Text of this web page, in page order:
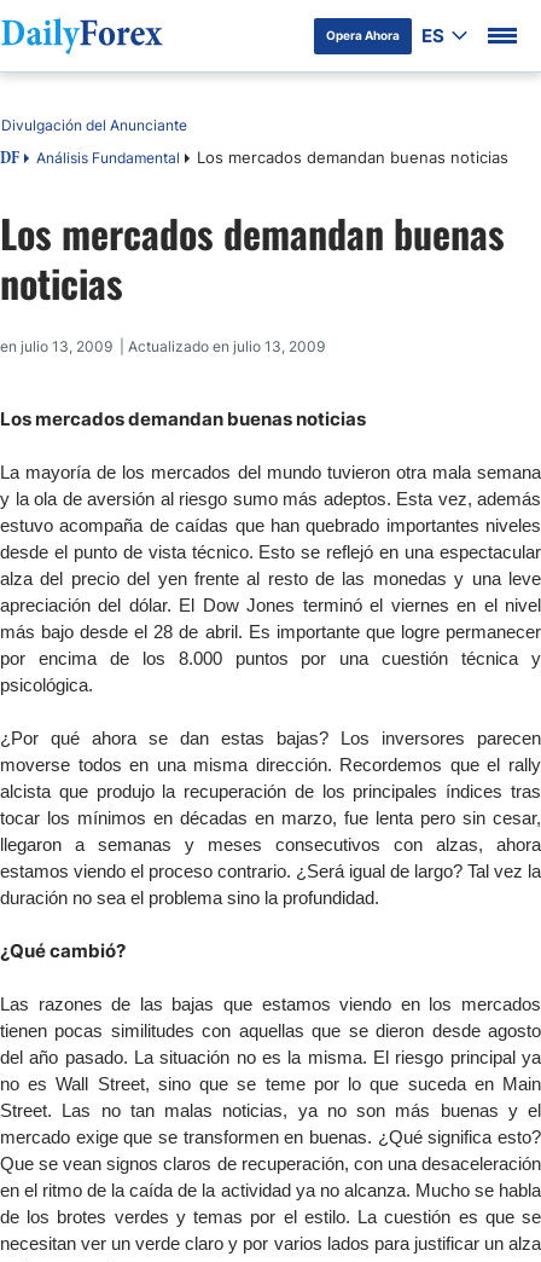
Opera Ahora ES
Tabla de contenidos
DF Análisis Fundamental Los mercados demandan buenas noticias
Divulgación del Anunciante
Los mercados demandan buenas
noticias
en julio 13, 2009 | Actualizado en julio 13, 2009
Los mercados demandan buenas noticias
La mayoría de los mercados del mundo tuvieron otra mala semana
y la ola de aversión al riesgo sumo más adeptos. Esta vez, además
estuvo acompaña de caídas que han quebrado importantes niveles
desde el punto de vista técnico. Esto se reflejó en una espectacular
alza del precio del yen frente al resto de las monedas y una leve
apreciación del dólar. El Dow Jones terminó el viernes en el nivel
más bajo desde el 28 de abril. Es importante que logre permanecer
por encima de los 8.000 puntos por una cuestión técnica y
psicológica.
¿Por qué ahora se dan estas bajas? Los inversores parecen
moverse todos en una misma dirección. Recordemos que el rally
alcista que produjo la recuperación de los principales índices tras
tocar los mínimos en décadas en marzo, fue lenta pero sin cesar,
llegaron a semanas y meses consecutivos con alzas, ahora
estamos viendo el proceso contrario. ¿Será igual de largo? Tal vez la
duración no sea el problema sino la profundidad.
¿Qué cambió?
Las razones de las bajas que estamos viendo en los mercados
tienen pocas similitudes con aquellas que se dieron desde agosto
del año pasado. La situación no es la misma. El riesgo principal ya
no es Wall Street, sino que se teme por lo que suceda en Main
Street. Las no tan malas noticias, ya no son más buenas y el
mercado exige que se transformen en buenas. ¿Qué significa esto?
Que se vean signos claros de recuperación, con una desaceleración
en el ritmo de la caída de la actividad ya no alcanza. Mucho se habla
de los brotes verdes y temas por el estilo. La cuestión es que se
necesitan ver un verde claro y por varios lados para justificar un alza